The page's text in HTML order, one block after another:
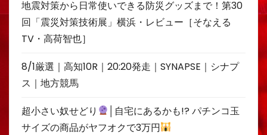
地震対策から日常使いできる防災グッズまで！第30
回「震災対策技術展」横浜・レビュー［そなえる
TV・高荷智也］
8/1厳選｜高知10R｜20:20発走｜SYNAPSE｜シナプ
ス｜地方競馬
超小さい奴せどり
│自宅にあるかも!? パチンコ玉
サイズの商品がヤフオクで3万円